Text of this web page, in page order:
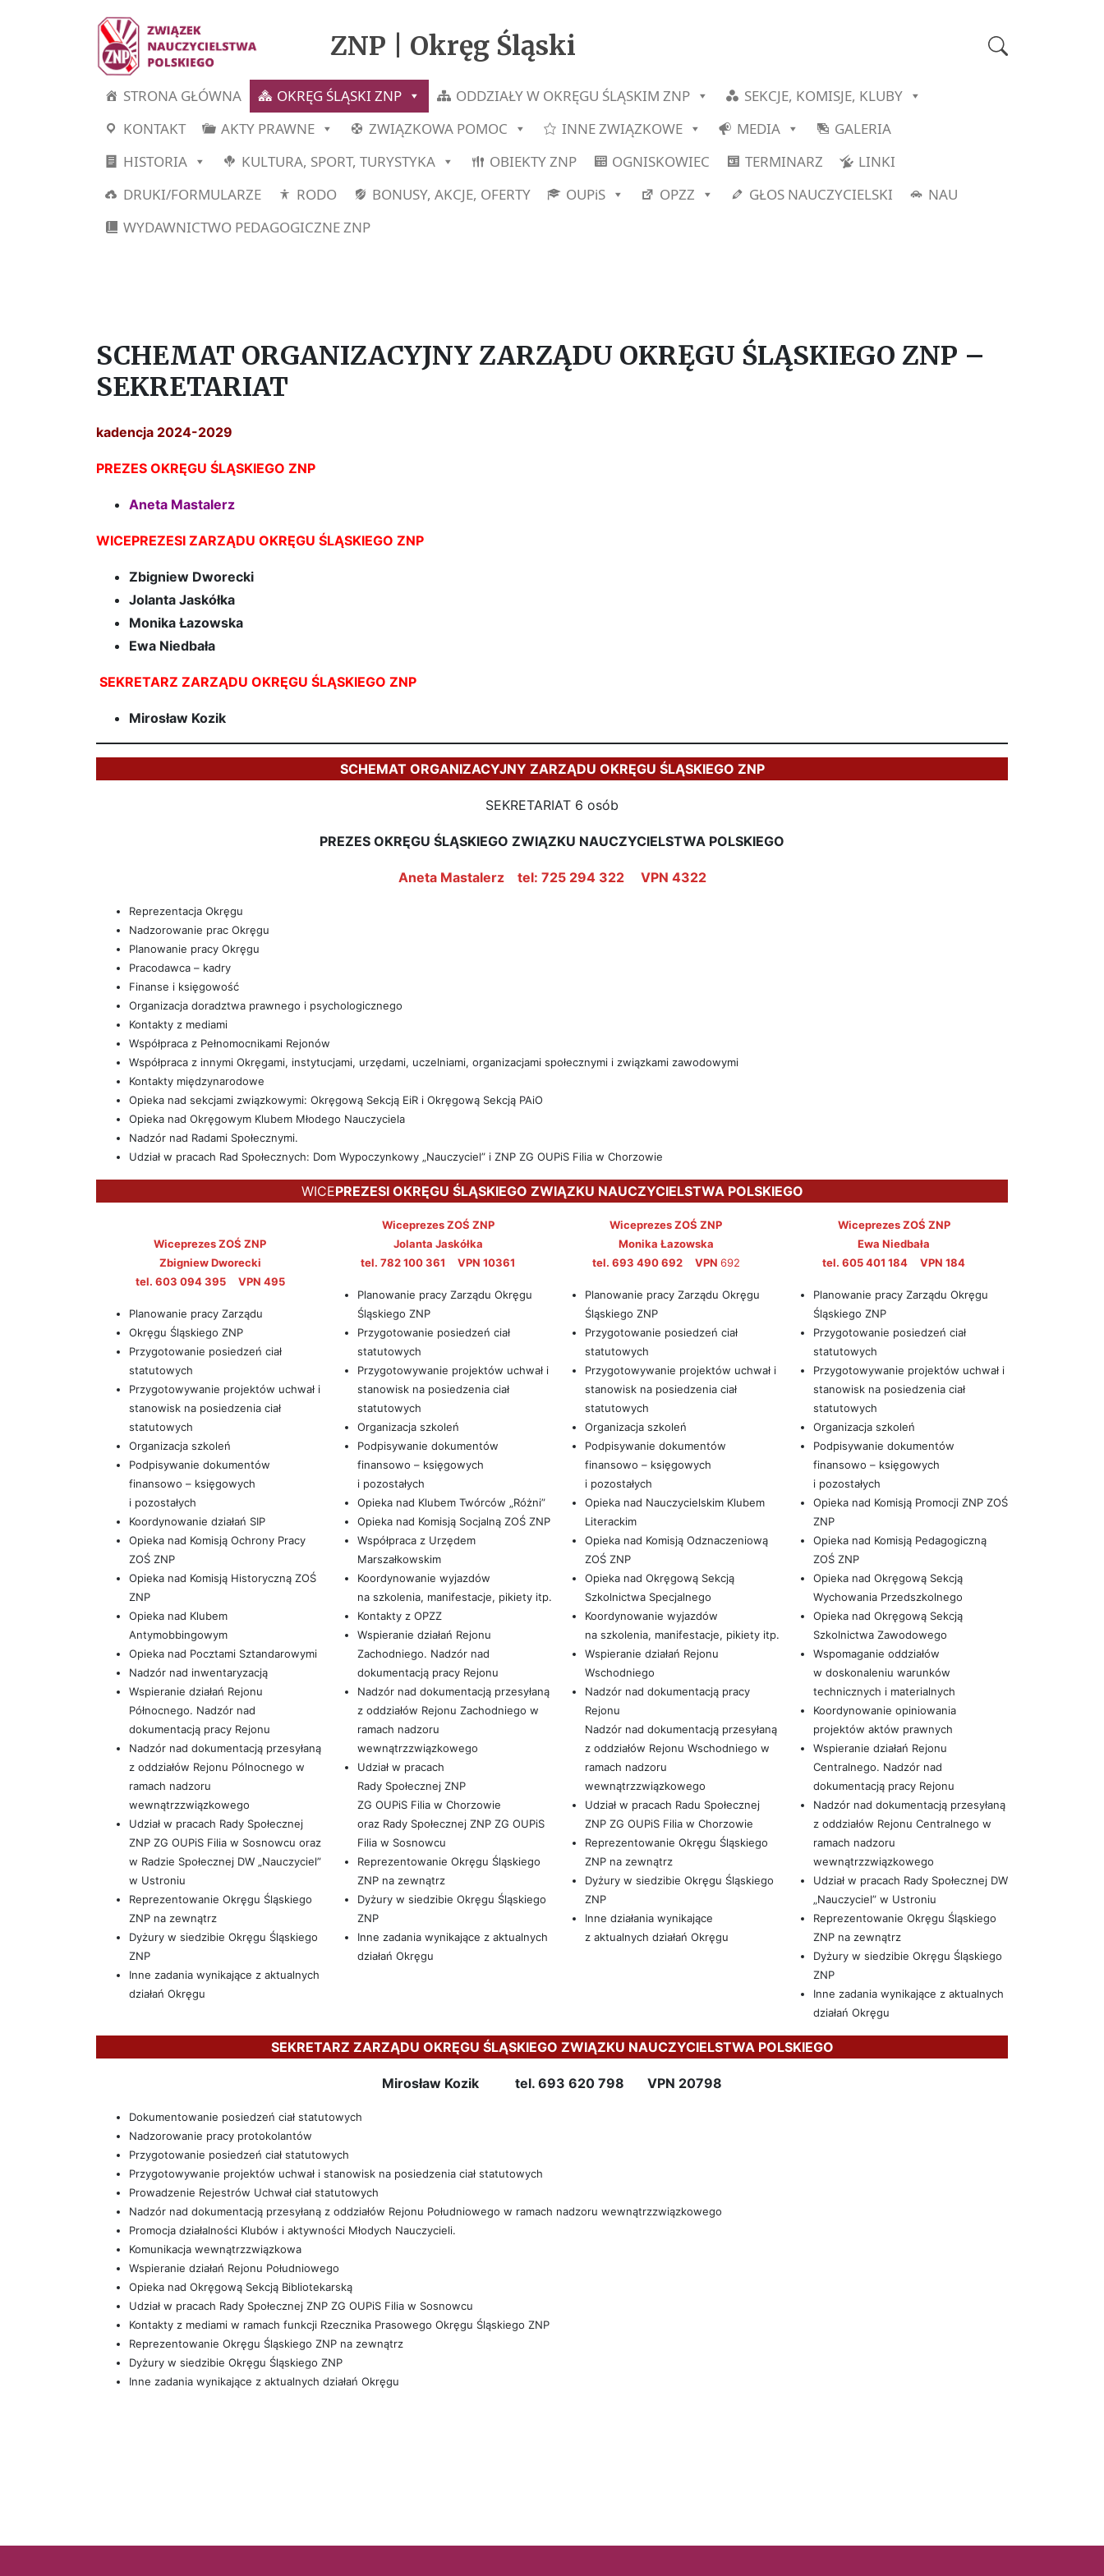
ZNP | Okręg Śląski
STRONA GŁÓWNA OKRĘG ŚLĄSKI ZNP ODDZIAŁY W OKRĘGU ŚLĄSKIM ZNP
SEKCJE, KOMISJE, KLUBY
KONTAKT
AKTY PRAWNE ZWIĄZKOWA POMOC INNE ZWIĄZKOWE MEDIA
GALERIA
HISTORIA
KULTURA, SPORT, TURYSTYKA OBIEKTY ZNP OGNISKOWIEC TERMINARZ
LINKI
DRUKI/FORMULARZE
RODO BONUSY, AKCJE, OFERTY OUPiS OPZZ GŁOS NAUCZYCIELSKI
NAU
WYDAWNICTWO PEDAGOGICZNE ZNP
SCHEMAT ORGANIZACYJNY ZARZĄDU OKRĘGU ŚLĄSKIEGO ZNP –
SEKRETARIAT
kadencja 2024-2029
PREZES OKRĘGU ŚLĄSKIEGO ZNP
Aneta Mastalerz
WICEPREZESI ZARZĄDU OKRĘGU ŚLĄSKIEGO ZNP
Zbigniew Dworecki
Jolanta Jaskółka
Monika Łazowska
Ewa Niedbała
SEKRETARZ ZARZĄDU OKRĘGU ŚLĄSKIEGO ZNP
Mirosław Kozik
SCHEMAT ORGANIZACYJNY ZARZĄDU OKRĘGU ŚLĄSKIEGO ZNP
SEKRETARIAT 6 osób
PREZES OKRĘGU ŚLĄSKIEGO ZWIĄZKU NAUCZYCIELSTWA POLSKIEGO
Aneta Mastalerz tel: 725 294 322 VPN 4322
Reprezentacja Okręgu
Nadzorowanie prac Okręgu
Planowanie pracy Okręgu
Pracodawca – kadry
Finanse i księgowość
Organizacja doradztwa prawnego i psychologicznego
Kontakty z mediami
Współpraca z Pełnomocnikami Rejonów
Współpraca z innymi Okręgami, instytucjami, urzędami, uczelniami, organizacjami społecznymi i związkami zawodowymi
Kontakty międzynarodowe
Opieka nad sekcjami związkowymi: Okręgową Sekcją EiR i Okręgową Sekcją PAiO
Opieka nad Okręgowym Klubem Młodego Nauczyciela
Nadzór nad Radami Społecznymi.
Udział w pracach Rad Społecznych: Dom Wypoczynkowy „Nauczyciel” i ZNP ZG OUPiS Filia w Chorzowie
WICEPREZESI OKRĘGU ŚLĄSKIEGO ZWIĄZKU NAUCZYCIELSTWA POLSKIEGO
Wiceprezes ZOŚ ZNP
Zbigniew Dworecki
tel. 603 094 395 VPN 495
Planowanie pracy Zarządu
Okręgu Śląskiego ZNP
Przygotowanie posiedzeń ciał
statutowych
Przygotowywanie projektów uchwał i
stanowisk na posiedzenia ciał
statutowych
Organizacja szkoleń
Podpisywanie dokumentów
finansowo – księgowych
i pozostałych
Koordynowanie działań SIP
Opieka nad Komisją Ochrony Pracy
ZOŚ ZNP
Opieka nad Komisją Historyczną ZOŚ
ZNP
Opieka nad Klubem
Antymobbingowym
Opieka nad Pocztami Sztandarowymi
Nadzór nad inwentaryzacją
Wspieranie działań Rejonu
Północnego. Nadzór nad
dokumentacją pracy Rejonu
Nadzór nad dokumentacją przesyłaną
z oddziałów Rejonu Pólnocnego w
ramach nadzoru
wewnątrzzwiązkowego
Udział w pracach Rady Społecznej
ZNP ZG OUPiS Filia w Sosnowcu oraz
w Radzie Społecznej DW „Nauczyciel”
w Ustroniu
Reprezentowanie Okręgu Śląskiego
ZNP na zewnątrz
Dyżury w siedzibie Okręgu Śląskiego
ZNP
Inne zadania wynikające z aktualnych
działań Okręgu
Wiceprezes ZOŚ ZNP
Jolanta Jaskółka
tel. 782 100 361 VPN 10361
Planowanie pracy Zarządu Okręgu
Śląskiego ZNP
Przygotowanie posiedzeń ciał
statutowych
Przygotowywanie projektów uchwał i
stanowisk na posiedzenia ciał
statutowych
Organizacja szkoleń
Podpisywanie dokumentów
finansowo – księgowych
i pozostałych
Opieka nad Klubem Twórców „Różni”
Opieka nad Komisją Socjalną ZOŚ ZNP
Współpraca z Urzędem
Marszałkowskim
Koordynowanie wyjazdów
na szkolenia, manifestacje, pikiety itp.
Kontakty z OPZZ
Wspieranie działań Rejonu
Zachodniego. Nadzór nad
dokumentacją pracy Rejonu
Nadzór nad dokumentacją przesyłaną
z oddziałów Rejonu Zachodniego w
ramach nadzoru
wewnątrzzwiązkowego
Udział w pracach
Rady Społecznej ZNP
ZG OUPiS Filia w Chorzowie
oraz Rady Społecznej ZNP ZG OUPiS
Filia w Sosnowcu
Reprezentowanie Okręgu Śląskiego
ZNP na zewnątrz
Dyżury w siedzibie Okręgu Śląskiego
ZNP
Inne zadania wynikające z aktualnych
działań Okręgu
Wiceprezes ZOŚ ZNP
Monika Łazowska
tel. 693 490 692 VPN 692
Planowanie pracy Zarządu Okręgu
Śląskiego ZNP
Przygotowanie posiedzeń ciał
statutowych
Przygotowywanie projektów uchwał i
stanowisk na posiedzenia ciał
statutowych
Organizacja szkoleń
Podpisywanie dokumentów
finansowo – księgowych
i pozostałych
Opieka nad Nauczycielskim Klubem
Literackim
Opieka nad Komisją Odznaczeniową
ZOŚ ZNP
Opieka nad Okręgową Sekcją
Szkolnictwa Specjalnego
Koordynowanie wyjazdów
na szkolenia, manifestacje, pikiety itp.
Wspieranie działań Rejonu
Wschodniego
Nadzór nad dokumentacją pracy
Rejonu
Nadzór nad dokumentacją przesyłaną
z oddziałów Rejonu Wschodniego w
ramach nadzoru
wewnątrzzwiązkowego
Udział w pracach Radu Społecznej
ZNP ZG OUPiS Filia w Chorzowie
Reprezentowanie Okręgu Śląskiego
ZNP na zewnątrz
Dyżury w siedzibie Okręgu Śląskiego
ZNP
Inne działania wynikające
z aktualnych działań Okręgu
Wiceprezes ZOŚ ZNP
Ewa Niedbała
tel. 605 401 184 VPN 184
Planowanie pracy Zarządu Okręgu
Śląskiego ZNP
Przygotowanie posiedzeń ciał
statutowych
Przygotowywanie projektów uchwał i
stanowisk na posiedzenia ciał
statutowych
Organizacja szkoleń
Podpisywanie dokumentów
finansowo – księgowych
i pozostałych
Opieka nad Komisją Promocji ZNP ZOŚ
ZNP
Opieka nad Komisją Pedagogiczną
ZOŚ ZNP
Opieka nad Okręgową Sekcją
Wychowania Przedszkolnego
Opieka nad Okręgową Sekcją
Szkolnictwa Zawodowego
Wspomaganie oddziałów
w doskonaleniu warunków
technicznych i materialnych
Koordynowanie opiniowania
projektów aktów prawnych
Wspieranie działań Rejonu
Centralnego. Nadzór nad
dokumentacją pracy Rejonu
Nadzór nad dokumentacją przesyłaną
z oddziałów Rejonu Centralnego w
ramach nadzoru
wewnątrzzwiązkowego
Udział w pracach Rady Społecznej DW
„Nauczyciel” w Ustroniu
Reprezentowanie Okręgu Śląskiego
ZNP na zewnątrz
Dyżury w siedzibie Okręgu Śląskiego
ZNP
Inne zadania wynikające z aktualnych
działań Okręgu
SEKRETARZ ZARZĄDU OKRĘGU ŚLĄSKIEGO ZWIĄZKU NAUCZYCIELSTWA POLSKIEGO
Mirosław Kozik tel. 693 620 798 VPN 20798
Dokumentowanie posiedzeń ciał statutowych
Nadzorowanie pracy protokolantów
Przygotowanie posiedzeń ciał statutowych
Przygotowywanie projektów uchwał i stanowisk na posiedzenia ciał statutowych
Prowadzenie Rejestrów Uchwał ciał statutowych
Nadzór nad dokumentacją przesyłaną z oddziałów Rejonu Południowego w ramach nadzoru wewnątrzzwiązkowego
Promocja działalności Klubów i aktywności Młodych Nauczycieli.
Komunikacja wewnątrzzwiązkowa
Wspieranie działań Rejonu Południowego
Opieka nad Okręgową Sekcją Bibliotekarską
Udział w pracach Rady Społecznej ZNP ZG OUPiS Filia w Sosnowcu
Kontakty z mediami w ramach funkcji Rzecznika Prasowego Okręgu Śląskiego ZNP
Reprezentowanie Okręgu Śląskiego ZNP na zewnątrz
Dyżury w siedzibie Okręgu Śląskiego ZNP
Inne zadania wynikające z aktualnych działań Okręgu